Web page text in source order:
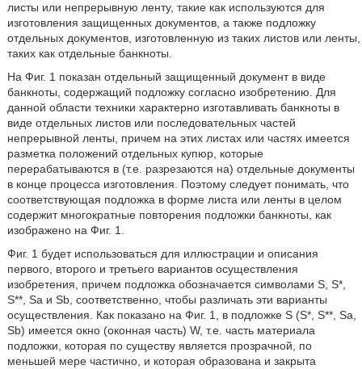
листы или непрерывную ленту, такие как используются для
изготовления защищенных документов, а также подложку
отдельных документов, изготовленную из таких листов или ленты,
таких как отдельные банкноты.
На Фиг. 1 показан отдельный защищенный документ в виде
банкноты, содержащий подложку согласно изобретению. Для
данной области техники характерно изготавливать банкноты в
виде отдельных листов или последовательных частей
непрерывной ленты, причем на этих листах или частях имеется
разметка положений отдельных купюр, которые
перерабатываются в (т.е. разрезаются на) отдельные документы
в конце процесса изготовления. Поэтому следует понимать, что
соответствующая подложка в форме листа или ленты в целом
содержит многократные повторения подложки банкноты, как
изображено на Фиг. 1.
Фиг. 1 будет использоваться для иллюстрации и описания
первого, второго и третьего вариантов осуществления
изобретения, причем подложка обозначается символами S, S*,
S**, Sa и Sb, соответственно, чтобы различать эти варианты
осуществления. Как показано на Фиг. 1, в подложке S (S*, S**, Sa,
Sb) имеется окно (оконная часть) W, т.е. часть материала
подложки, которая по существу является прозрачной, по
меньшей мере частично, и которая образована и закрыта